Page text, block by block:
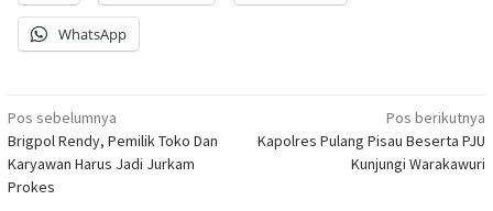
WhatsApp
Navigasi
pos
Pos sebelumnya
Brigpol Rendy, Pemilik Toko Dan
Karyawan Harus Jadi Jurkam
Prokes
Pos berikutnya
Kapolres Pulang Pisau Beserta PJU
Kunjungi Warakawuri